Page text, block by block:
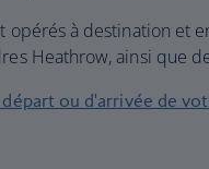
opérés à destination et
Heathrow, ainsi que
ou d'arrivée de